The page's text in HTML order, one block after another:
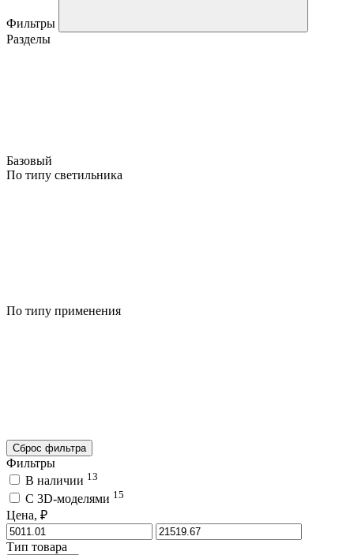
Фильтры
Разделы
Базовый
По типу светильника
По типу применения
Сброс фильтра
Фильтры
В наличии 13
C 3D-моделями 15
Цена, ₽
Тип товара